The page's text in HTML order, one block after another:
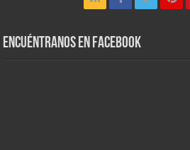
Encuéntranos en Facebook